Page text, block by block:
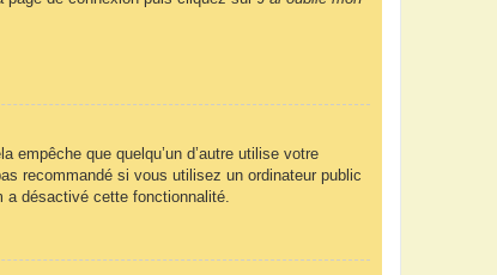
empêche que quelqu’un d’autre utilise votre
recommandé si vous utilisez un ordinateur public
a désactivé cette fonctionnalité.